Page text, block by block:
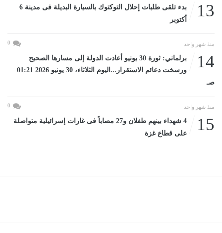
13
بدء تلقى طلبات إحلال التوكتوك بالسيارة البديلة فى مدينة 6
أكتوبر
منذ شهر واحد 0
14
برلماني: ثورة 30 يونيو أعادت الدولة إلى مسارها الصحيح
ورسخت دعائم الاستقرار...اليوم الثلاثاء، 30 يونيو 2026 01:21
صـ
منذ شهر واحد 0
15
4 شهداء بينهم طفلان و27 مصاباً فى غارات إسرائيلية متواصلة
على قطاع غزة